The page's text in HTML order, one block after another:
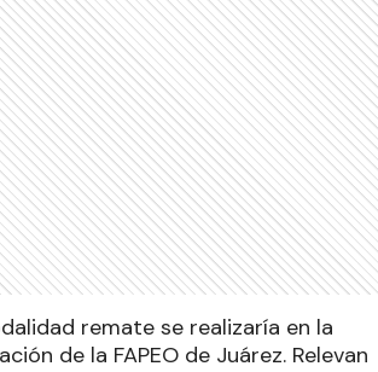
remate se realizaría en la
de la FAPEO de Juárez. Relevan